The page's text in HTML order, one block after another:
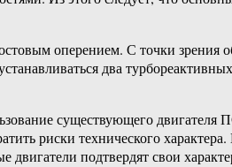
оперением. С точки зрения
два
существующего двигателя
риски технического
подтвердят свои